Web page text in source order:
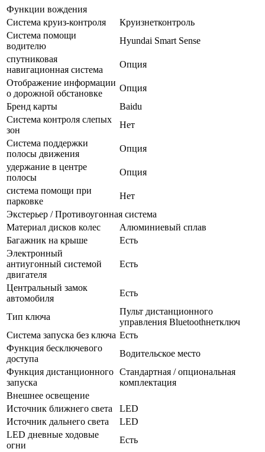
Функции вождения
Система круиз-контроля
Круизнетконтроль
Система помощи
водителю
Hyundai Smart Sense
спутниковая
навигационная система
Опция
Отображение информации
о дорожной обстановке
Опция
Бренд карты
Baidu
Система контроля слепых
зон
Нет
Система поддержки
полосы движения
Опция
удержание в центре
полосы
Опция
система помощи при
парковке
Нет
Экстерьер / Противоугонная система
Материал дисков колес
Алюминиевый сплав
Багажник на крыше
Есть
Электронный
антиугонный системой
двигателя
Есть
Центральный замок
автомобиля
Есть
Тип ключа
Пульт дистанционного
управления Bluetoothнетключ
Система запуска без ключа Есть
Функция бесключевого
доступа
Водительское место
Функция дистанционного
запуска
Стандартная / опциональная
комплектация
Внешнее освещение
Источник ближнего света
LED
Источник дальнего света
LED
LED дневные ходовые
огни
Есть